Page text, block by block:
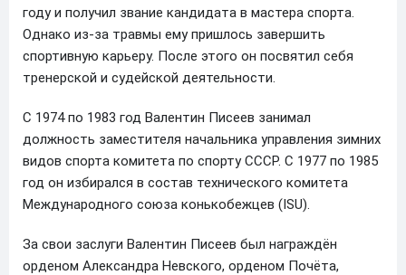
году и получил звание кандидата в мастера спорта.
Однако из-за травмы ему пришлось завершить
спортивную карьеру. После этого он посвятил себя
тренерской и судейской деятельности.
С 1974 по 1983 год Валентин Писеев занимал
должность заместителя начальника управления зимних
видов спорта комитета по спорту СССР. С 1977 по 1985
год он избирался в состав технического комитета
Международного союза конькобежцев (ISU).
За свои заслуги Валентин Писеев был награждён
орденом Александра Невского, орденом Почёта,